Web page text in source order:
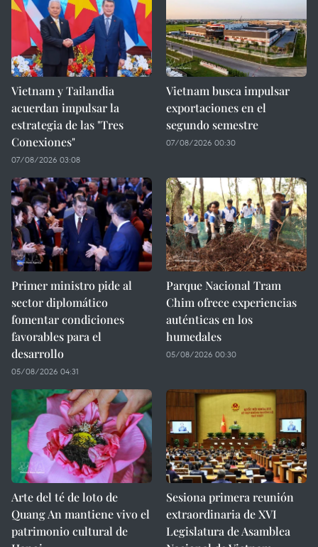
Vietnam y Tailandia
acuerdan impulsar la
estrategia de las "Tres
Conexiones"
07/08/2026 03:08
Vietnam busca impulsar
exportaciones en el
segundo semestre
07/08/2026 00:30
Primer ministro pide al
sector diplomático
fomentar condiciones
favorables para el
desarrollo
05/08/2026 04:31
Parque Nacional Tram
Chim ofrece experiencias
auténticas en los
humedales
05/08/2026 00:30
Arte del té de loto de
Quang An mantiene vivo el
patrimonio cultural de
Sesiona primera reunión
extraordinaria de XVI
Legislatura de Asamblea